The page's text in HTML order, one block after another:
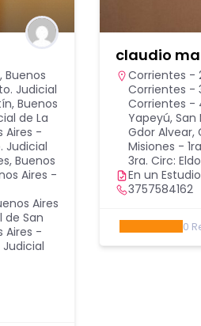
, Buenos
Judicial
, Buenos
de La
Aires -
Judicial
, Buenos
Aires -
Aires
de San
Aires -
claudio
Corrientes -
Corrientes -
Corrientes -
Yapeyú,
Gdor Alvear,
Misiones -
3ra. Circ:
En un
3757584162
0